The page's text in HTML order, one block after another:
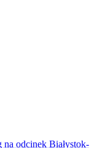
na odcinek Białystok-